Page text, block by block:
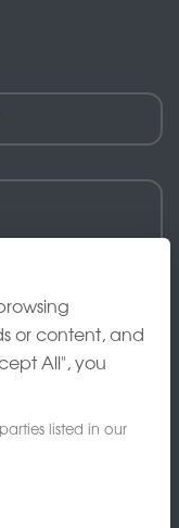
or content, and
All", you
listed in our